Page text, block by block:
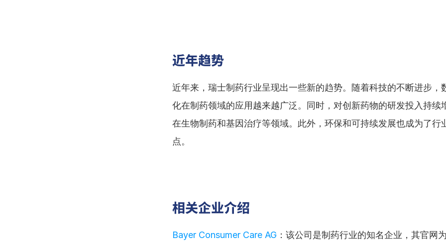
近年趋势
近年来，瑞士制药行业呈现出一些新的趋势。随着科技的不断进步，
化在制药领域的应用越来越广泛。同时，对创新药物的研发投入持续
在生物制药和基因治疗等领域。此外，环保和可持续发展也成为了行
点。
相关企业介绍
Bayer Consumer Care AG